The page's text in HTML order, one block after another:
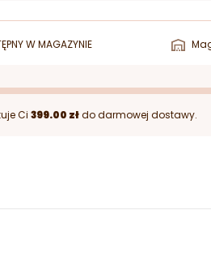
W MAGAZYNIE
Ci 399.00 złdo darmowej dostawy.